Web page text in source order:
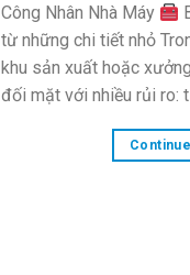
Công Nhân Nhà Máy
từ những chi tiết nhỏ
khu sản xuất hoặc
đối mặt với nhiều rủi ro: